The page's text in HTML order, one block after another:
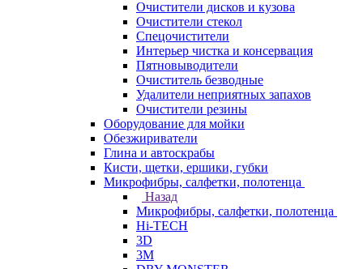
Очистители дисков и кузова
Очистители стекол
Спецочистители
Интерьер чистка и консервация
Пятновыводители
Очиститель безводные
Удалители неприятных запахов
Очистители резины
Оборудование для мойки
Обезжириватели
Глина и автоскрабы
Кисти, щетки, ершики, губки
Микрофибры, салфетки, полотенца
Назад
Микрофибры, салфетки, полотенца
Hi-TECH
3D
3М